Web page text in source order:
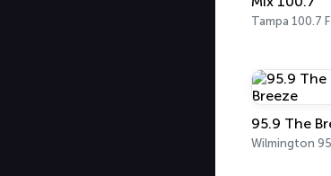
Tampa 100.7
95.9 The
Wilmington